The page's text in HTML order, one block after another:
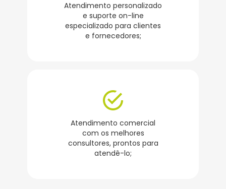
Atendimento personalizado
e suporte on-line
especializado para clientes
e fornecedores;
Atendimento comercial
com os melhores
consultores, prontos para
atendê-lo;